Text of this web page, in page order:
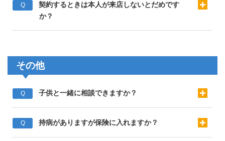
Q
契約するときは本人が来店しないとだめです
か？
その他
Q 子供と一緒に相談できますか？
Q 持病がありますが保険に入れますか？